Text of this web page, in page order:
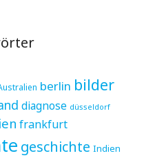
berlin bilder
diagnose düsseldorf
frankfurt
geschichte Indien